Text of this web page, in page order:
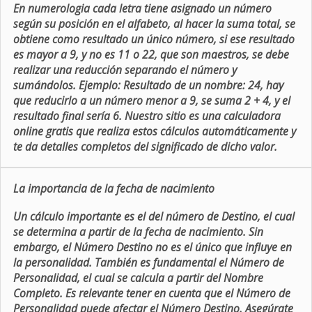
En numerologia cada letra tiene asignado un número
según su posición en el alfabeto, al hacer la suma total, se
obtiene como resultado un único número, si ese resultado
es mayor a 9, y no es 11 o 22, que son maestros, se debe
realizar una reducción separando el número y
sumándolos. Ejemplo: Resultado de un nombre: 24, hay
que reducirlo a un número menor a 9, se suma 2 + 4, y el
resultado final sería 6. Nuestro sitio es una calculadora
online gratis que realiza estos cálculos automáticamente y
te da detalles completos del significado de dicho valor.
La importancia de la fecha de nacimiento
Un cálculo importante es el del número de Destino, el cual
se determina a partir de la fecha de nacimiento. Sin
embargo, el Número Destino no es el único que influye en
la personalidad. También es fundamental el Número de
Personalidad, el cual se calcula a partir del Nombre
Completo. Es relevante tener en cuenta que el Número de
Personalidad puede afectar el Número Destino. Asegúrate